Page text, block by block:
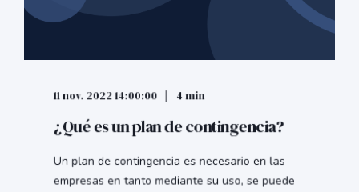
11 nov. 2022 14:00:00 4 min
¿Qué es un plan de contingencia?
Un plan de contingencia es necesario en las
empresas en tanto mediante su uso, se puede